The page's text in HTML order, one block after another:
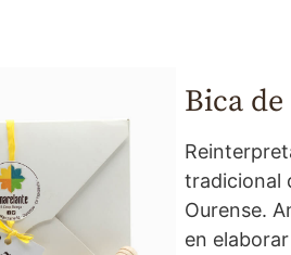
Bica
tradicional
Ourense.
en